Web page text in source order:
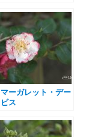
マーガレット・デー
ビス